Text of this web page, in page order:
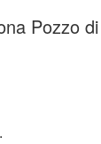
Pozzo